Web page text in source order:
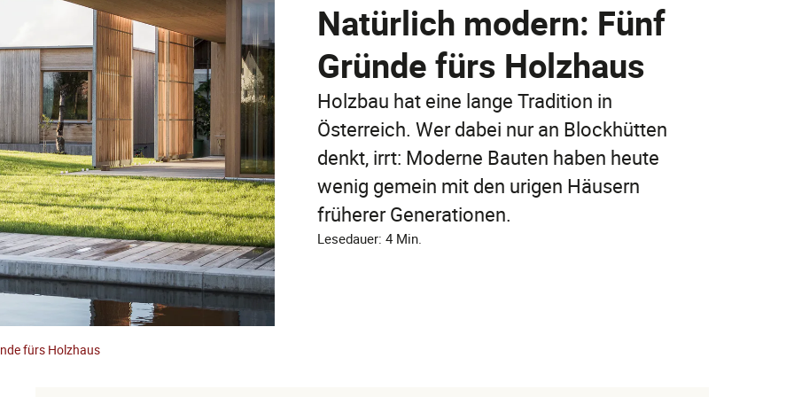
Jetzt online abschließen!
Jetzt entdecken
Jetzt entdecken
Natürlich modern: Fünf
Gründe fürs Holzhaus
Holzbau hat eine lange Tradition in
Österreich. Wer dabei nur an Blockhütten
denkt, irrt: Moderne Bauten haben heute
wenig gemein mit den urigen Häusern
früherer Generationen.
Lesedauer: 4 Min.
fürs Holzhaus